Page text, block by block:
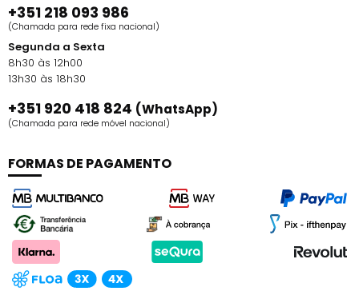
+351 218 093 986
(Chamada para rede fixa nacional)
Segunda a Sexta
8h30 às 12h00
13h30 às 18h30
+351 920 418 824 (WhatsApp)
(Chamada para rede móvel nacional)
FORMAS DE PAGAMENTO